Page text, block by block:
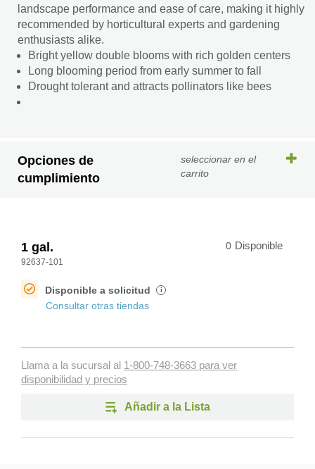
landscape performance and ease of care, making it highly
recommended by horticultural experts and gardening
enthusiasts alike.
Bright yellow double blooms with rich golden centers
Long blooming period from early summer to fall
Drought tolerant and attracts pollinators like bees
Opciones de
cumplimiento
seleccionar en el
carrito
1 gal.
92637-101
0 Disponible
Disponible a solicitud i
Consultar otras tiendas
Llama a la sucursal al 1-800-748-3663 para ver
disponibilidad y precios
Añadir a la Lista